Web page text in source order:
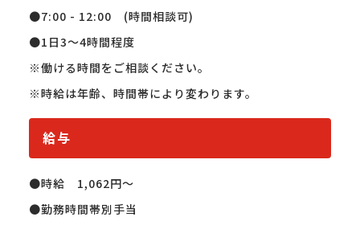
●7:00 - 12:00　(時間相談可)
●1日3～4時間程度
※働ける時間をご相談ください。
※時給は年齢、時間帯により変わります。
給与
●時給　1,062円〜
●勤務時間帯別手当